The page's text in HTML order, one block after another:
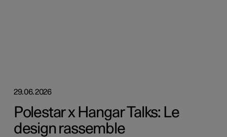
29.06.2026
Polestar x Hangar Talks: Le
design rassemble